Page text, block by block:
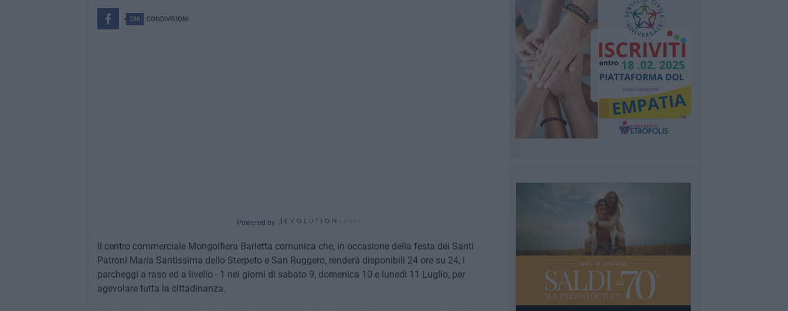
286 CONDIVISIONI
Powered by
Il centro commerciale Mongolfiera Barletta comunica che, in occasione della festa dei Santi
Patroni Maria Santissima dello Sterpeto e San Ruggero, renderà disponibili 24 ore su 24, i
parcheggi a raso ed a livello - 1 nei giorni di sabato 9, domenica 10 e lunedì 11 Luglio, per
agevolare tutta la cittadinanza.